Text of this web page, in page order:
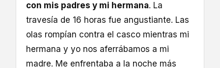
con mis padres y mi hermana. La
travesía de 16 horas fue angustiante. Las
olas rompían contra el casco mientras mi
hermana y yo nos aferrábamos a mi
madre. Me enfrentaba a la noche más